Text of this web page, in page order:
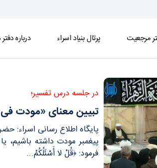
مرجعیت پرتال بنیاد اسراء درباره
در جلسه درس تفسیر؛
تبیین معنای «مودت فی
پيغمبر مودت داشته باشيم،
فرمود: ﴿قُلْ لا أَسْئَلُكُمْ...